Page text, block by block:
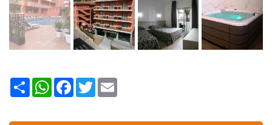
Share WhatsAppFacebook
Twitter